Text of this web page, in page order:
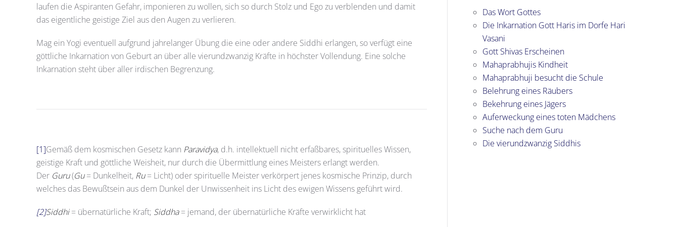
laufen die Aspiranten Gefahr, imponieren zu wollen, sich so durch Stolz und Ego zu verblenden und damit
das eigentliche geistige Ziel aus den Augen zu verlieren.
Mag ein Yogi eventuell aufgrund jahrelanger Übung die eine oder andere Siddhi erlangen, so verfügt eine
göttliche Inkarnation von Geburt an über alle vierundzwanzig Kräfte in höchster Vollendung. Eine solche
Inkarnation steht über aller irdischen Begrenzung.
[1]Gemäß dem kosmischen Gesetz kann Paravidya, d.h. intellektuell nicht erfaßbares, spirituelles Wissen,
geistige Kraft und göttliche Weisheit, nur durch die Übermittlung eines Meisters erlangt werden.
Der Guru(Gu= Dunkelheit, Ru= Licht) oder spirituelle Meister verkörpert jenes kosmische Prinzip, durch
welches das Bewußtsein aus dem Dunkel der Unwissenheit ins Licht des ewigen Wissens geführt wird.
[2]Siddhi= übernatürliche Kraft; Siddha= jemand, der übernatürliche Kräfte verwirklicht hat
Das Wort Gottes
Die Inkarnation Gott Haris im Dorfe Hari
Vasani
Gott Shivas Erscheinen
Mahaprabhujis Kindheit
Mahaprabhuji besucht die Schule
Belehrung eines Räubers
Bekehrung eines Jägers
Auferweckung eines toten Mädchens
Suche nach dem Guru
Die vierundzwanzig Siddhis